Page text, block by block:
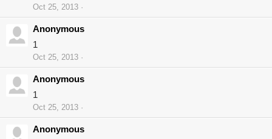
Oct 25, 2013
Anonymous
1
Oct 25, 2013
Anonymous
1
Oct 25, 2013
Anonymous